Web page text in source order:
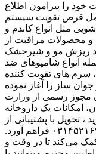
خود را پیرامون اطلاع
قرص تقویت سیستم
مثل انواع کاندم و
محصولات مراقبت از
ریزش مو و شیرخشک
انواع شامپوهای ضد
سرم های تقویت کننده
ساز را آغاز نموده
مجوز رسمی از وزارت
امکانات یک داروخانه
، تحویل با پشتیبانی از
طریق چت آنلاین و شماره تماس ۰۳۱۴۵۲۱۶۹۰۰ فراهم آورد.
می‌کند تا در وقت و